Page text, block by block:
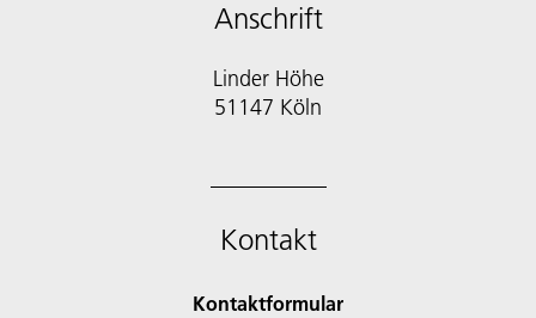
Anschrift
Linder Höhe
51147 Köln
Kontakt
Kontaktformular